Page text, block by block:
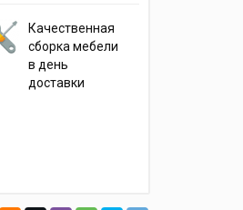
Качественная
сборка мебели
в день
доставки